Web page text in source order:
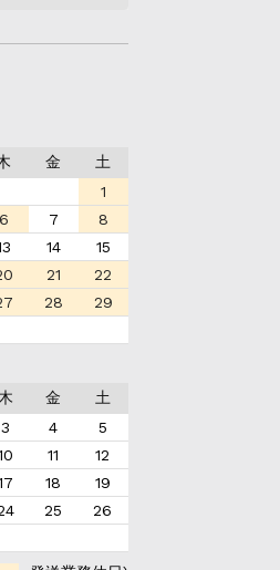
金
土
1
6 7
8
14
15
21
22
28
29
木 金
土
3 4
5
11
12
18
19
25
26